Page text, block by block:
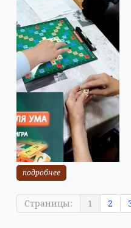
подробнее
Страницы: 1 2